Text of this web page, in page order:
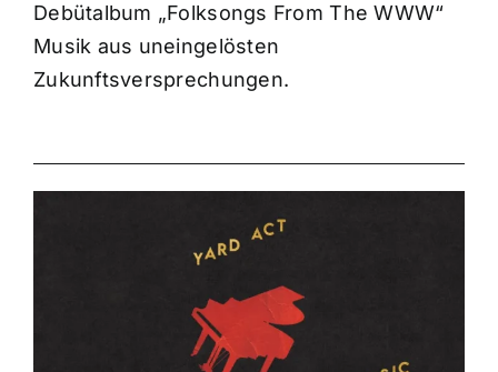
Debütalbum „Folksongs From The WWW“
Musik aus uneingelösten
Zukunftsversprechungen.